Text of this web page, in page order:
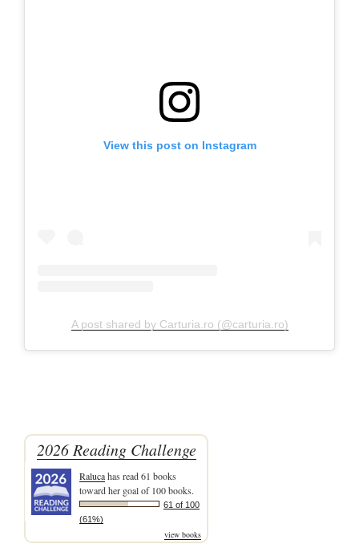
View this post on Instagram
A post shared by Carturia.ro (@carturia.ro)
2026 Reading Challenge
Ralucahas read 61 books
toward her goal of 100 books.
61 of 100
(61%)
view books